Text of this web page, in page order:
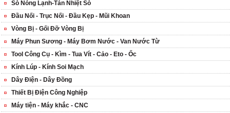
Sò Nóng Lạnh-Tản Nhiệt Sò
Đầu Nối - Trục Nối - Đầu Kẹp - Mũi Khoan
Vòng Bị - Gối Đỡ Vòng Bị
Máy Phun Sương - Máy Bơm Nước - Van Nước Từ
Tool Công Cụ - Kìm - Tua Vít - Cảo - Eto - Ốc
Kính Lúp - Kính Soi Mạch
Dây Điện - Dây Đồng
Thiết Bị Điện Công Nghiệp
Máy tiện - Máy khắc - CNC